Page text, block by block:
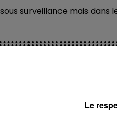
surveillance mais dans
Le